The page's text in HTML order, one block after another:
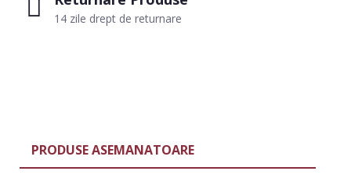
14 zile drept de returnare
PRODUSE ASEMANATOARE